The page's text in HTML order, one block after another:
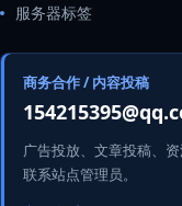
服务器标签
商务合作 / 内容投稿
广告投放、文章投稿、
联系站点管理员。